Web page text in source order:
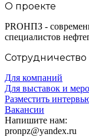
О проекте
PROНПЗ -
специалистов
Сотрудничество
Для компаний
Для выставок и
Разместить
Вакансии
Напишите нам:
pronpz@yandex.ru